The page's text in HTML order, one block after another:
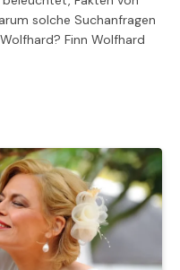
solche Suchanfragen
Finn Wolfhard